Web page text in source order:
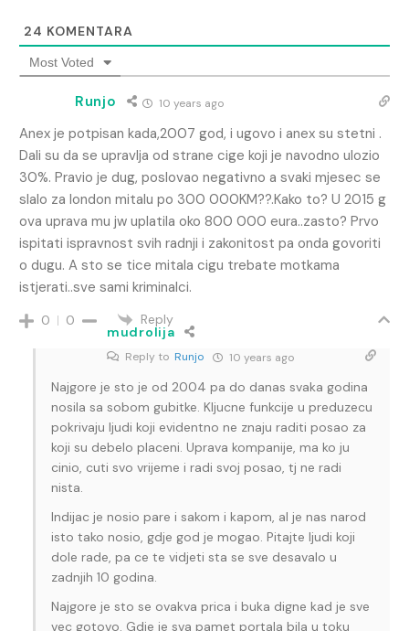
24 KOMENTARA
Most Voted
Runjo 10 years ago
Anex je potpisan kada,2007 god, i ugovo i anex su stetni .
Dali su da se upravlja od strane cige koji je navodno ulozio
30%. Pravio je dug, poslovao negativno a svaki mjesec se
slalo za london mitalu po 300 000KM??.Kako to? U 2015 g
ova uprava mu jw uplatila oko 800 000 eura..zasto? Prvo
ispitati ispravnost svih radnji i zakonitost pa onda govoriti
o dugu. A sto se tice mitala cigu trebate motkama
istjerati..sve sami kriminalci.
0 0
Reply
mudrolija
Reply to Runjo 10 years ago
Najgore je sto je od 2004 pa do danas svaka godina
nosila sa sobom gubitke. Kljucne funkcije u preduzecu
pokrivaju ljudi koji evidentno ne znaju raditi posao za
koji su debelo placeni. Uprava kompanije, ma ko ju
cinio, cuti svo vrijeme i radi svoj posao, tj ne radi
nista.
Indijac je nosio pare i sakom i kapom, al je nas narod
isto tako nosio, gdje god je mogao. Pitajte ljudi koji
dole rade, pa ce te vidjeti sta se sve desavalo u
zadnjih 10 godina.
Najgore je sto se ovakva prica i buka digne kad je sve
vec gotovo. Gdje je sva pamet portala bila u toku